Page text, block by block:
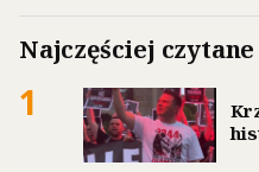
Najczęściej czytane
1